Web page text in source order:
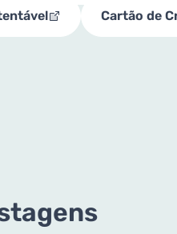
Cartão de